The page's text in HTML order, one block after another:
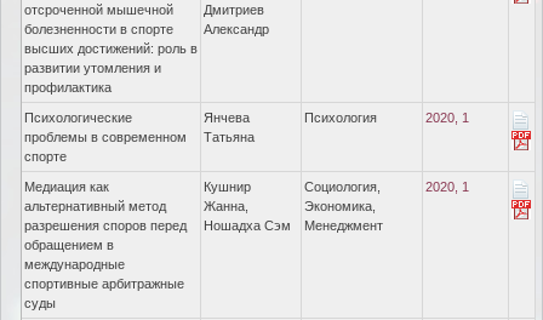
отсроченной мышечной
болезненности в спорте
высших достижений: роль в
развитии утомления и
профилактика
Дмитриев
Александр
Психологические
проблемы в современном
спорте
Янчева
Татьяна
Психология 2020, 1
Медиация как
альтернативный метод
разрешения споров перед
обращением в
международные
спортивные арбитражные
суды
Кушнир
Жанна,
Ношадха Сэм
Социология,
Экономика,
Менеджмент
2020, 1